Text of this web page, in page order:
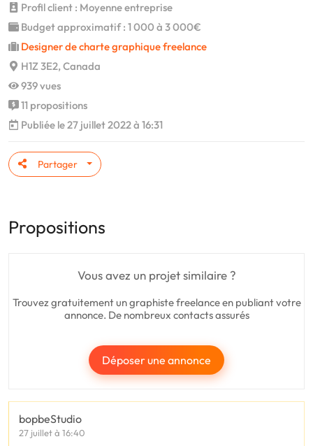
Profil client : Moyenne entreprise
Budget approximatif : 1 000 à 3 000€
Designer de charte graphique freelance
H1Z 3E2, Canada
939 vues
11 propositions
Publiée le 27 juillet 2022 à 16:31
Partager
Propositions
Vous avez un projet similaire ?
Trouvez gratuitement un graphiste freelance en publiant votre
annonce. De nombreux contacts assurés
Déposer une annonce
bopbeStudio
27 juillet à 16:40